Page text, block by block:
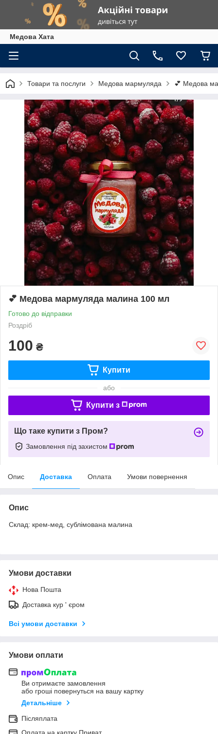
Медова Хата
Товари та послуги Медова мармуляда 💕 Медова
💕 Медова мармуляда малина 100 мл
Готово до відправки
Роздріб
100 ₴
Купити
або
Купити з
Що таке купити з Пром?
Замовлення під захистом
Опис Доставка Оплата Умови повернення
Опис
Склад: крем-мед, сублімована малина
Умови доставки
Нова Пошта
Доставка кур ' єром
Всі умови доставки
Умови оплати
Ви отримаєте замовлення
або гроші повернуться на вашу картку
Детальніше
Післяплата